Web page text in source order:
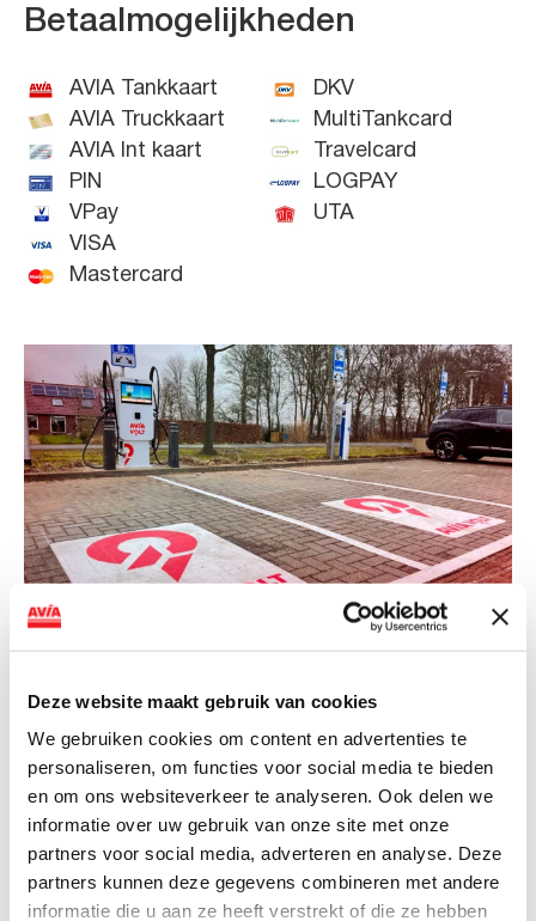
Deze website maakt gebruik van cookies
We gebruiken cookies om content en advertenties te
personaliseren, om functies voor social media te bieden
en om ons websiteverkeer te analyseren. Ook delen we
informatie over uw gebruik van onze site met onze
partners voor social media, adverteren en analyse. Deze
partners kunnen deze gegevens combineren met andere
informatie die u aan ze heeft verstrekt of die ze hebben
Betaalmogelijkheden
AVIA Tankkaart
AVIA Truckkaart
AVIA Int kaart
PIN
VPay
VISA
Mastercard
DKV
MultiTankcard
Travelcard
LOGPAY
UTA
NIEUWS
AVIA VOLT en Fletcher Hotels starten
landelijke uitrol van DC-
snellaadinfrastructuur
AVIA VOLT en Fletcher Hotels starten landelijke uitrol
van DC-snellaadinfrastructuur AVIA VOLT en...
Lees verder